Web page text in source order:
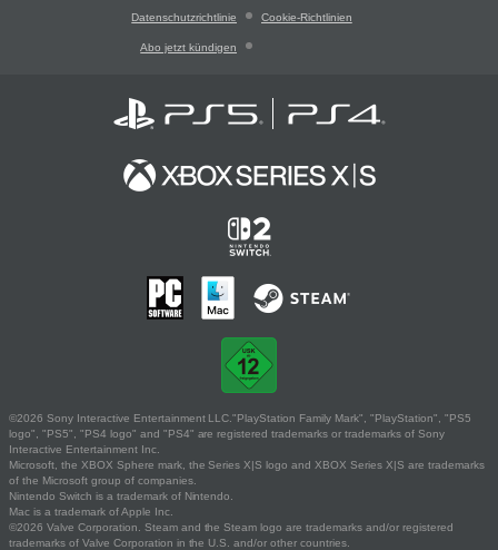
Datenschutzrichtlinie Cookie-Richtlinien
Abo jetzt kündigen
©2026 Sony Interactive Entertainment LLC."PlayStation Family Mark", "PlayStation", "PS5
logo", "PS5", "PS4 logo" and "PS4" are registered trademarks or trademarks of Sony
Interactive Entertainment Inc.
Microsoft, the XBOX Sphere mark, the Series X|S logo and XBOX Series X|S are trademarks
of the Microsoft group of companies.
Nintendo Switch is a trademark of Nintendo.
Mac is a trademark of Apple Inc.
©2026 Valve Corporation. Steam and the Steam logo are trademarks and/or registered
trademarks of Valve Corporation in the U.S. and/or other countries.